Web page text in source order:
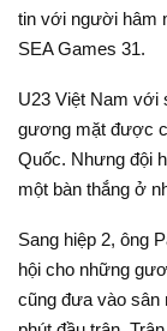
tin với người hâm
SEA Games 31.
U23 Việt Nam với
gương mặt được
Quốc. Nhưng đội
một bàn thắng ở
Sang hiệp 2, ông
hội cho những
cũng đưa vào